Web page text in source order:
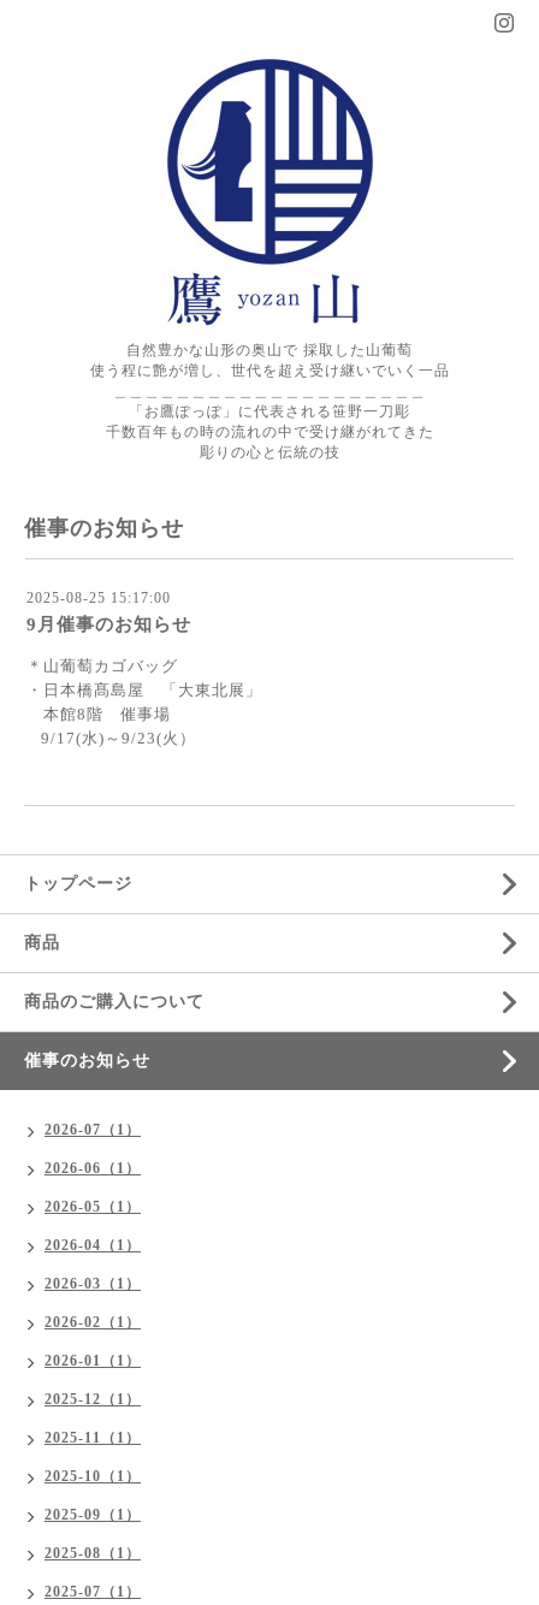
自然豊かな山形の奥山で 採取した山葡萄
使う程に艶が増し、世代を超え受け継いでいく一品
「お鷹ぽっぽ」に代表される笹野一刀彫
千数百年もの時の流れの中で受け継がれてきた
彫りの心と伝統の技
催事のお知らせ
2025-08-25 15:17:00
9月催事のお知らせ
＊山葡萄カゴバッグ
・日本橋髙島屋 「大東北展」
本館8階 催事場
9/17(水)～9/23(火）
トップページ
商品
商品のご購入について
催事のお知らせ
2026-07（1）
2026-06（1）
2026-05（1）
2026-04（1）
2026-03（1）
2026-02（1）
2026-01（1）
2025-12（1）
2025-11（1）
2025-10（1）
2025-09（1）
2025-08（1）
2025-07（1）